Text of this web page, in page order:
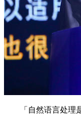
「自然语言处理是